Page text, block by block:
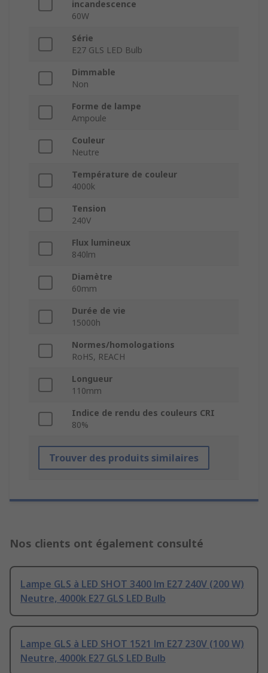
incandescence
60W
Série
E27 GLS LED Bulb
Dimmable
Non
Forme de lampe
Ampoule
Couleur
Neutre
Température de couleur
4000k
Tension
240V
Flux lumineux
840lm
Diamètre
60mm
Durée de vie
15000h
Normes/homologations
RoHS, REACH
Longueur
110mm
Indice de rendu des couleurs CRI
80%
Trouver des produits similaires
Nos clients ont également consulté
Lampe GLS à LED SHOT 3400 lm E27 240V (200 W)
Neutre, 4000k E27 GLS LED Bulb
Lampe GLS à LED SHOT 1521 lm E27 230V (100 W)
Neutre, 4000k E27 GLS LED Bulb